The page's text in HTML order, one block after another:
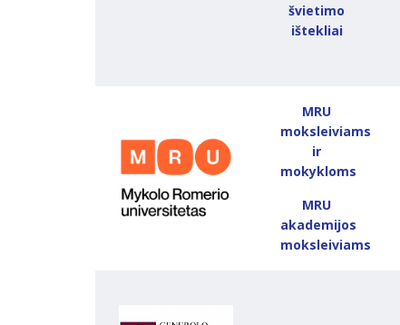
švietimo
ištekliai
MRU
moksleiviams
ir
mokykloms
MRU
akademijos
moksleiviams